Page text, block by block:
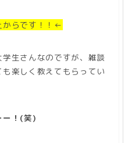
からです！！←
生さんなのですが、雑談
楽しく教えてもらってい
ー！(笑)